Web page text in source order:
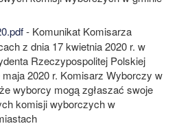
- Komunikat Komisarza
z dnia 17 kwietnia 2020 r. w
Rzeczypospolitej Polskiej
2020 r. Komisarz Wyborczy w
wyborcy mogą zgłaszać swoje
komisji wyborczych w